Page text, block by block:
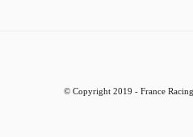
© Copyright 2019 - France Racing